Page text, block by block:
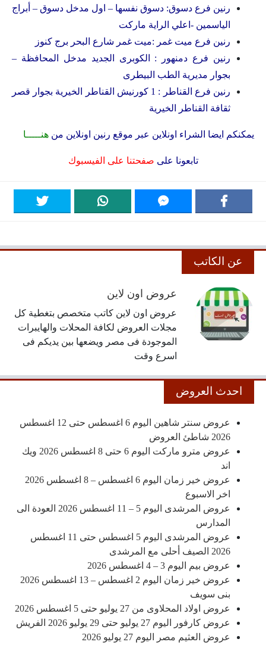
رنين فرع دسوق: دسوق نفسها – اول مدخل دسوق – أبراج
الياسمين -اعلي الراية ماركت
رنين فرع ميت غمر :ميت غمر شارع البحر برج كنوز
رنين فرع دمنهور : الكوبرى الجديد مدخل المحافظة –
بجوار مديرية الطب البيطرى
رنين فرع القناطر : 1 كورنيش القناطر الخيرية بجوار قصر
ثقافة القناطر الخيرية
يمكنكم ايضا الشراء اونلاين عبر موقع رنين اونلاين من هنـــــا
تابعونا على صفحتنا على الفيسبوك
عن الكاتب
عروض اون لاين
عروض اون لاين كاتب متخصص بتغطية كل
مجلات العروض لكافة المحلات والهايبرات
الموجودة فى مصر ويضعها بين يديكم فى
اسرع وقت
احدث العروض
عروض سنتر شاهين اليوم 6 اغسطس حتى 12 اغسطس
2026 شاطئ العروض
عروض مترو ماركت اليوم 6 حتى 8 اغسطس 2026 ويك
اند
عروض خير زمان اليوم 6 اغسطس – 8 اغسطس 2026
اخر الاسبوع
عروض المرشدى اليوم 5 – 11 اغسطس 2026 العودة الى
المدارس
عروض المرشدى اليوم 5 اغسطس حتى 11 اغسطس
2026 الصيف أحلى مع المرشدى
عروض بيم اليوم 3 – 4 اغسطس 2026
عروض خير زمان اليوم 2 اغسطس – 13 اغسطس 2026
بنى سويف
عروض اولاد المحلاوى من 27 يوليو حتى 5 اغسطس 2026
عروض كارفور اليوم 27 يوليو حتى 29 يوليو 2026 الفريش
عروض العثيم مصر اليوم 27 يوليو 2026